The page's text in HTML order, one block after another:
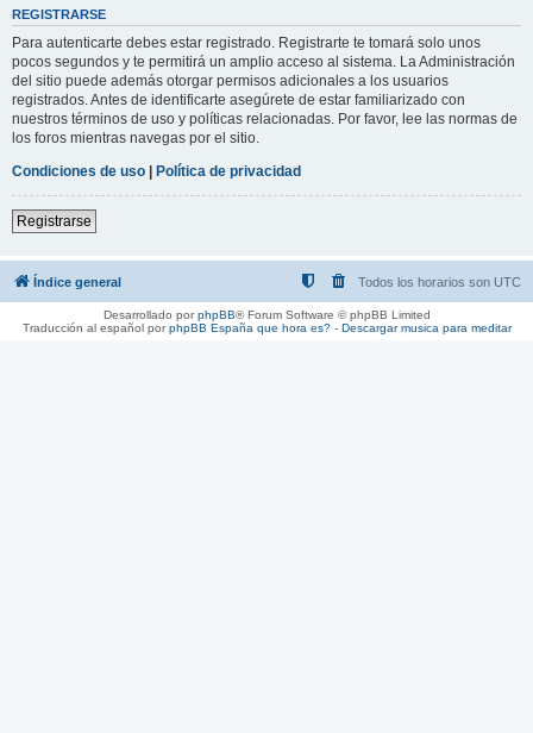
REGISTRARSE
Para autenticarte debes estar registrado. Registrarte te tomará solo unos
pocos segundos y te permitirá un amplio acceso al sistema. La Administración
del sitio puede además otorgar permisos adicionales a los usuarios
registrados. Antes de identificarte asegúrete de estar familiarizado con
nuestros términos de uso y políticas relacionadas. Por favor, lee las normas de
los foros mientras navegas por el sitio.
Condiciones de uso | Política de privacidad
Registrarse
Índice general Todos los horarios son UTC
Desarrollado porphpBB® Forum Software © phpBB Limited
Traducción al español porphpBB España que hora es?- Descargar musica para meditar